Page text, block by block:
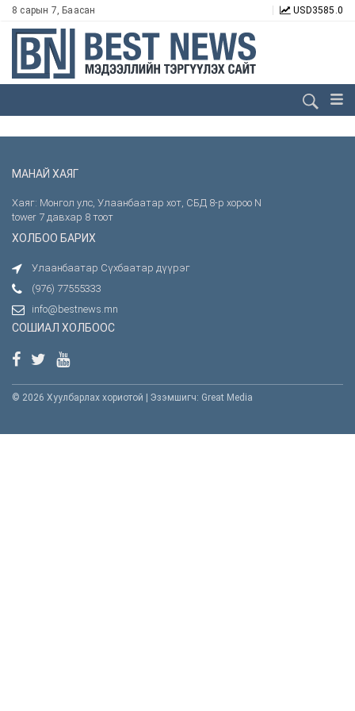
8 сарын 7, Баасан USD3585.0
МАНАЙ ХАЯГ
Хаяг: Монгол улс, Улаанбаатар хот, СБД 8-р хороо N
tower 7 давхар 8 тоот
ХОЛБОО БАРИХ
Улаанбаатар Сүхбаатар дүүрэг
(976) 77555333
info@bestnews.mn
СОШИАЛ ХОЛБООС
© 2026 Хуулбарлах хориотой | Эзэмшигч: Great Media